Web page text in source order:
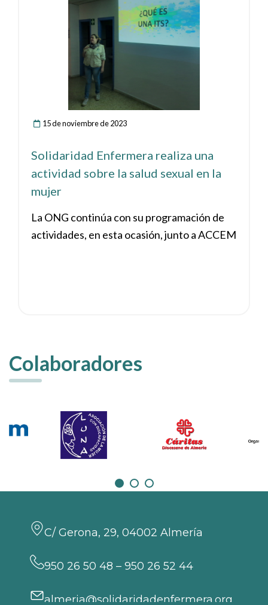
15 de noviembre de 2023
Solidaridad Enfermera realiza una
actividad sobre la salud sexual en la
mujer
La ONG continúa con su programación de
actividades, en esta ocasión, junto a ACCEM
Colaboradores
C/ Gerona, 29, 04002 Almería
950 26 50 48 – 950 26 52 44
almeria@solidaridadenfermera.org